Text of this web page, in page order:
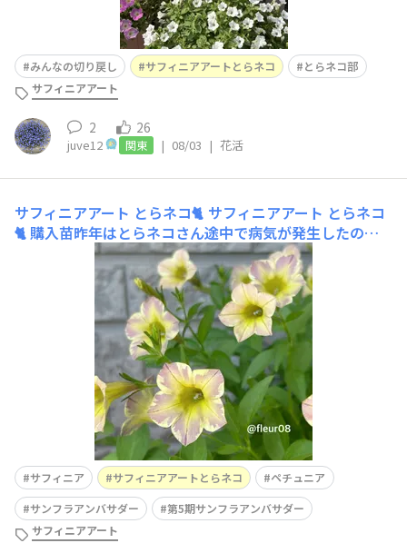
みんなの切り戻し サフィニアアートとらネコ
とらネコ部
サフィニアアート
2 26
juve12 関東 | 08/03 | 花活
サフィニアアート とらネコ🐈 サフィニアアート とらネコ
🐈 購入苗昨年はとらネコさん途中で病気が発生したので
今年の目標は昨年より1日でも長くとらネコを楽しむこと
♩徒長してるけど今年は今のところ元気に成長してるので
昨年より長く楽しめそうです🌸
サフィニア サフィニアアートとらネコ
ペチュニア
サンフラアンバサダー
第5期サンフラアンバサダー
サフィニアアート